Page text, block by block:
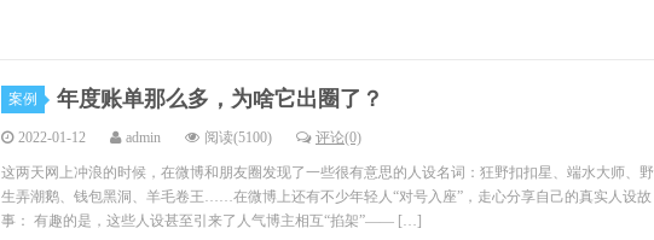
案例 年度账单那么多，为啥它出圈了？
2022-01-12 admin 阅读(5100) 评论(0)
这两天网上冲浪的时候，在微博和朋友圈发现了一些很有意思的人设名词：狂野扣扣星、端水大师、野
生弄潮鹅、钱包黑洞、羊毛卷王……在微博上还有不少年轻人“对号入座”，走心分享自己的真实人设故
事： 有趣的是，这些人设甚至引来了人气博主相互“掐架”—— […]